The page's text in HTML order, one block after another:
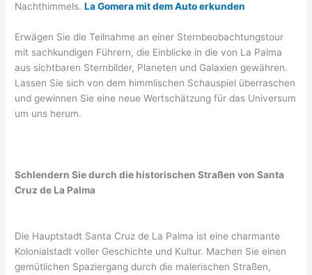
Nachthimmels.La Gomera mit dem Auto erkunden
Erwägen Sie die Teilnahme an einer Sternbeobachtungstour
mit sachkundigen Führern, die Einblicke in die von La Palma
aus sichtbaren Sternbilder, Planeten und Galaxien gewähren.
Lassen Sie sich von dem himmlischen Schauspiel überraschen
und gewinnen Sie eine neue Wertschätzung für das Universum
um uns herum.
Schlendern Sie durch die historischen Straßen von Santa
Cruz de La Palma
Die Hauptstadt Santa Cruz de La Palma ist eine charmante
Kolonialstadt voller Geschichte und Kultur. Machen Sie einen
gemütlichen Spaziergang durch die malerischen Straßen,